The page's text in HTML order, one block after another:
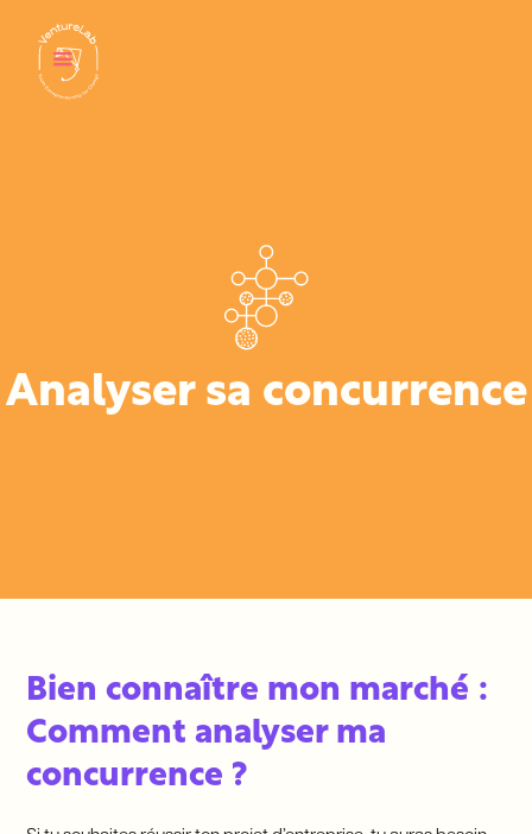
Analyser sa concurrence
Bien connaître mon marché :
Comment analyser ma
concurrence ?